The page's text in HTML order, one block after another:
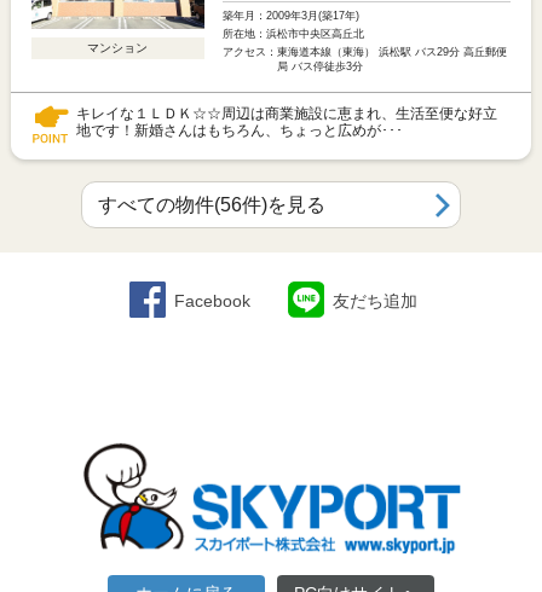
マンション
築年月：2009年3月(築17年)
所在地：浜松市中央区高丘北
アクセス：東海道本線（東海） 浜松駅 バス29分 高丘郵便
局 バス停徒歩3分
キレイな１ＬＤＫ☆☆周辺は商業施設に恵まれ、生活至便な好立
地です！新婚さんはもちろん、ちょっと広めが･･･
すべての物件(56件)を見る
Facebook 友だち追加